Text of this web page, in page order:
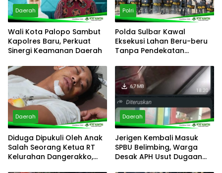
Daerah
Wali Kota Palopo Sambut
Kapolres Baru, Perkuat
Sinergi Keamanan Daerah
Polri
Polda Sulbar Kawal
Eksekusi Lahan Beru-beru
Tanpa Pendekatan
Daerah
Diduga Dipukuli Oleh Anak
Salah Seorang Ketua RT
Kelurahan Dangerakko,
Daerah
Jerigen Kembali Masuk
SPBU Belimbing, Warga
Desak APH Usut Dugaan